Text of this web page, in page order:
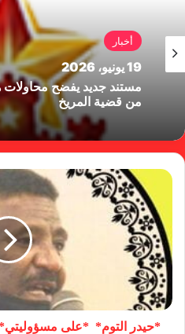
أخبار
19 يونيو، 2026
مستند جديد يفضح محاولات
من قضية المريخ
*حيدر التوم* *على